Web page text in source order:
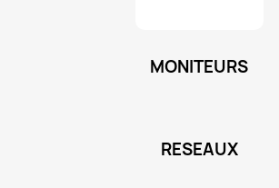
MONITEURS
RESEAUX